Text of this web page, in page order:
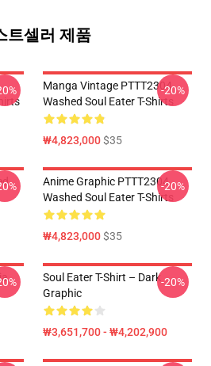
트셀러 제품
Manga Vintage PTTT2304
Washed Soul Eater T-Shirts
₩4,823,000$35
-20%
Anime Graphic PTTT2304
Washed Soul Eater T-Shirts
₩4,823,000$35
-20%
Soul Eater T-Shirt – Dark
Graphic
₩3,651,700 - ₩4,202,900
-20%